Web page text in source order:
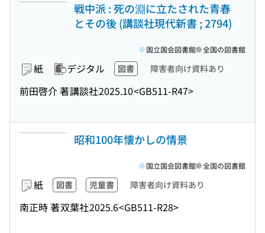
戦中派 : 死の淵に立たされた青春
とその後 (講談社現代新書 ; 2794)
紙 デジタル 図書 障害者向け資料あり
前田啓介 著講談社2025.10<GB511-R47>
国立国会図書館 全国の図書館
昭和100年懐かしの情景
紙 図書 児童書 障害者向け資料あり
南正時 著双葉社2025.6<GB511-R28>
国立国会図書館 全国の図書館